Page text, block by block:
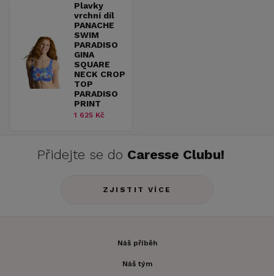
Plavky
vrchní díl
PANACHE
SWIM
PARADISO
GINA
SQUARE
NECK CROP
TOP
PARADISO
PRINT
1 625 Kč
Přidejte se do Caresse Clubu!
ZJISTIT VÍCE
Náš příběh
Náš tým